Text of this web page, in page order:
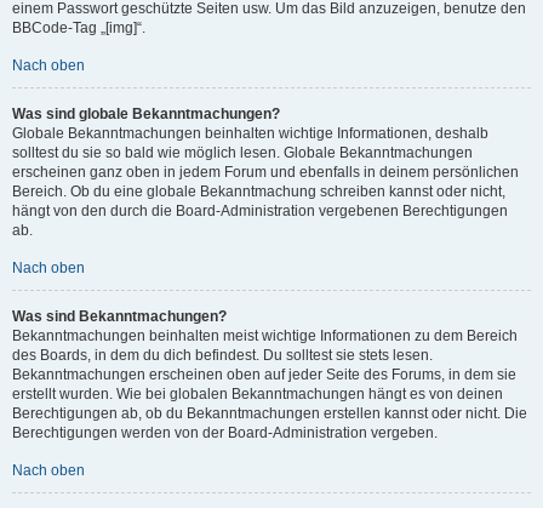
einem Passwort geschützte Seiten usw. Um das Bild anzuzeigen, benutze den
BBCode-Tag „[img]“.
Nach oben
Was sind globale Bekanntmachungen?
Globale Bekanntmachungen beinhalten wichtige Informationen, deshalb
solltest du sie so bald wie möglich lesen. Globale Bekanntmachungen
erscheinen ganz oben in jedem Forum und ebenfalls in deinem persönlichen
Bereich. Ob du eine globale Bekanntmachung schreiben kannst oder nicht,
hängt von den durch die Board-Administration vergebenen Berechtigungen
ab.
Nach oben
Was sind Bekanntmachungen?
Bekanntmachungen beinhalten meist wichtige Informationen zu dem Bereich
des Boards, in dem du dich befindest. Du solltest sie stets lesen.
Bekanntmachungen erscheinen oben auf jeder Seite des Forums, in dem sie
erstellt wurden. Wie bei globalen Bekanntmachungen hängt es von deinen
Berechtigungen ab, ob du Bekanntmachungen erstellen kannst oder nicht. Die
Berechtigungen werden von der Board-Administration vergeben.
Nach oben